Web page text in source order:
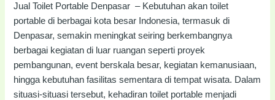
Jual Toilet Portable Denpasar – Kebutuhan akan toilet
portable di berbagai kota besar Indonesia, termasuk di
Denpasar, semakin meningkat seiring berkembangnya
berbagai kegiatan di luar ruangan seperti proyek
pembangunan, event berskala besar, kegiatan kemanusiaan,
hingga kebutuhan fasilitas sementara di tempat wisata. Dalam
situasi-situasi tersebut, kehadiran toilet portable menjadi